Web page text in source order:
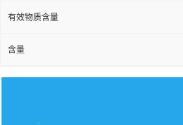
有效物质含量
含量